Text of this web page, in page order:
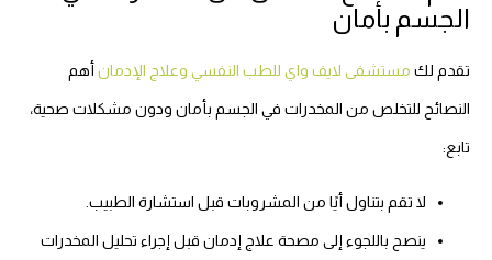
الجسم بأمان
تقدم لك مستشفى لايف واي للطب النفسي وعلاج الإدمان أهم
النصائح للتخلص من المخدرات في الجسم بأمان ودون مشكلات صحية،
تابع:
لا تقم بتناول أيًا من المشروبات قبل استشارة الطبيب.
ينصح باللجوء إلى مصحة علاج إدمان قبل إجراء تحليل المخدرات